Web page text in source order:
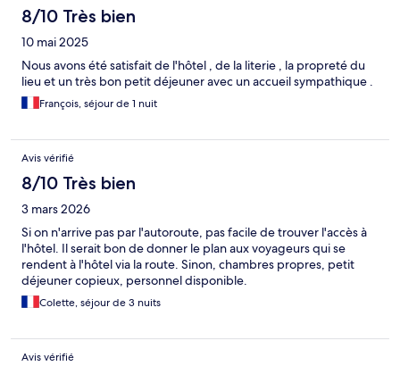
8/10 Très bien
10 mai 2025
Nous avons été satisfait de l'hôtel , de la literie , la propreté du
lieu et un très bon petit déjeuner avec un accueil sympathique .
François, séjour de 1 nuit
Avis vérifié
8/10 Très bien
3 mars 2026
Si on n'arrive pas par l'autoroute, pas facile de trouver l'accès à
l'hôtel. Il serait bon de donner le plan aux voyageurs qui se
rendent à l'hôtel via la route. Sinon, chambres propres, petit
déjeuner copieux, personnel disponible.
Colette, séjour de 3 nuits
Avis vérifié